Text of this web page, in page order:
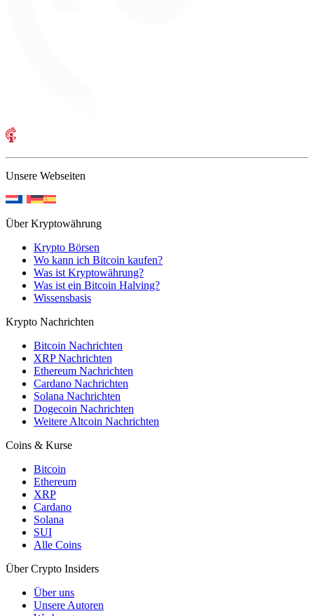
Unsere Webseiten
Über Kryptowährung
Krypto Börsen
Wo kann ich Bitcoin kaufen?
Was ist Kryptowährung?
Was ist ein Bitcoin Halving?
Wissensbasis
Krypto Nachrichten
Bitcoin Nachrichten
XRP Nachrichten
Ethereum Nachrichten
Cardano Nachrichten
Solana Nachrichten
Dogecoin Nachrichten
Weitere Altcoin Nachrichten
Coins & Kurse
Bitcoin
Ethereum
XRP
Cardano
Solana
SUI
Alle Coins
Über Crypto Insiders
Über uns
Unsere Autoren